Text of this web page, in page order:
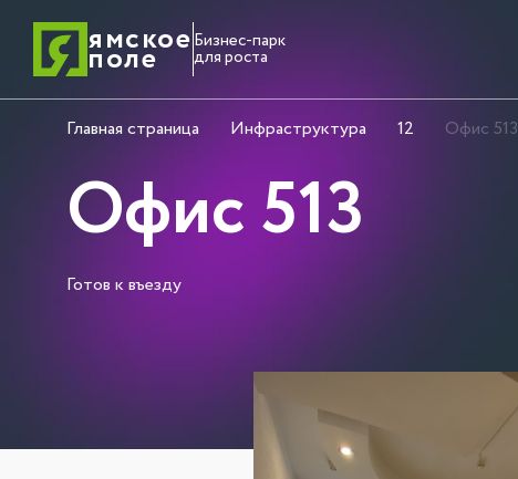
ямское
поле Бизнес-парк
для роста
Главная страница Инфраструктура 12 Офис 513
Офис 513
Готов к въезду